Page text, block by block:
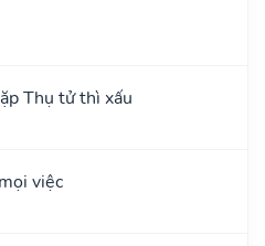
Thụ tử thì xấu
việc